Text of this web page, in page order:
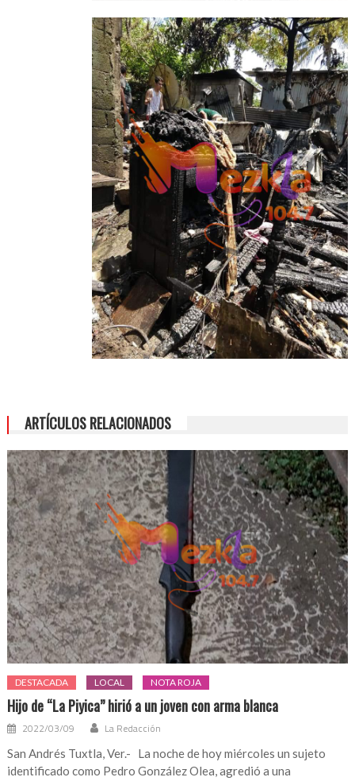
ARTÍCULOS RELACIONADOS
DESTACADA LOCAL NOTA ROJA
Hijo de “La Piyica” hirió a un joven con arma blanca
2022/03/09 La Redacción
San Andrés Tuxtla, Ver.- La noche de hoy miércoles un sujeto
identificado como Pedro González Olea, agredió a una